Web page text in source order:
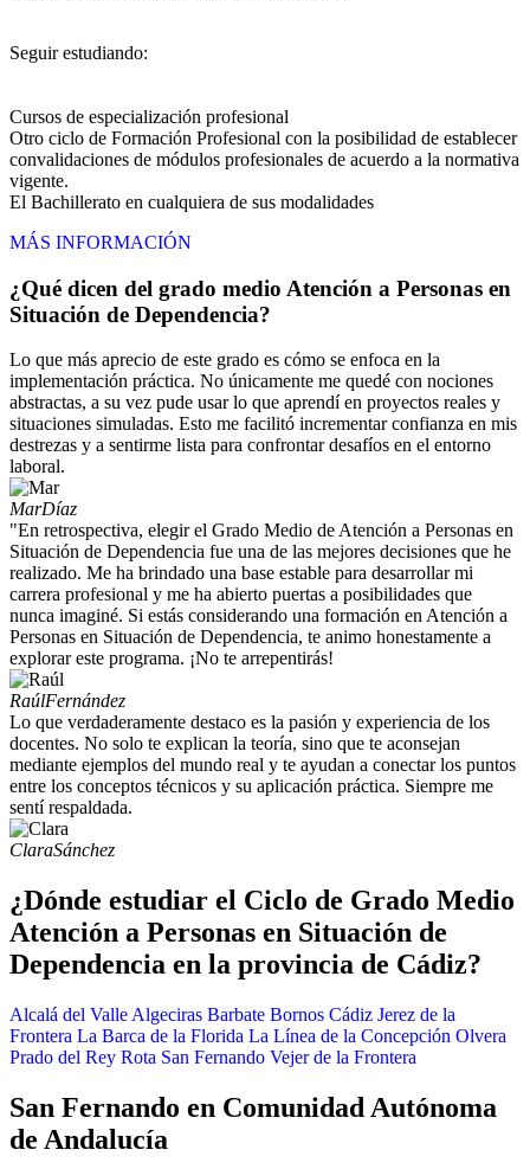
Seguir estudiando:
Cursos de especialización profesional
Otro ciclo de Formación Profesional con la posibilidad de establecer
convalidaciones de módulos profesionales de acuerdo a la normativa
vigente.
El Bachillerato en cualquiera de sus modalidades
MÁS INFORMACIÓN
¿Qué dicen del grado medio Atención a Personas en
Situación de Dependencia?
Lo que más aprecio de este grado es cómo se enfoca en la
implementación práctica. No únicamente me quedé con nociones
abstractas, a su vez pude usar lo que aprendí en proyectos reales y
situaciones simuladas. Esto me facilitó incrementar confianza en mis
destrezas y a sentirme lista para confrontar desafíos en el entorno
laboral.
MarDíaz
"En retrospectiva, elegir el Grado Medio de Atención a Personas en
Situación de Dependencia fue una de las mejores decisiones que he
realizado. Me ha brindado una base estable para desarrollar mi
carrera profesional y me ha abierto puertas a posibilidades que
nunca imaginé. Si estás considerando una formación en Atención a
Personas en Situación de Dependencia, te animo honestamente a
explorar este programa. ¡No te arrepentirás!
RaúlFernández
Lo que verdaderamente destaco es la pasión y experiencia de los
docentes. No solo te explican la teoría, sino que te aconsejan
mediante ejemplos del mundo real y te ayudan a conectar los puntos
entre los conceptos técnicos y su aplicación práctica. Siempre me
sentí respaldada.
ClaraSánchez
¿Dónde estudiar el Ciclo de Grado Medio
Atención a Personas en Situación de
Dependencia en la provincia de Cádiz?
Alcalá del Valle Algeciras Barbate Bornos Cádiz Jerez de la
Frontera La Barca de la Florida La Línea de la Concepción Olvera
Prado del Rey Rota San Fernando Vejer de la Frontera
San Fernando en Comunidad Autónoma
de Andalucía